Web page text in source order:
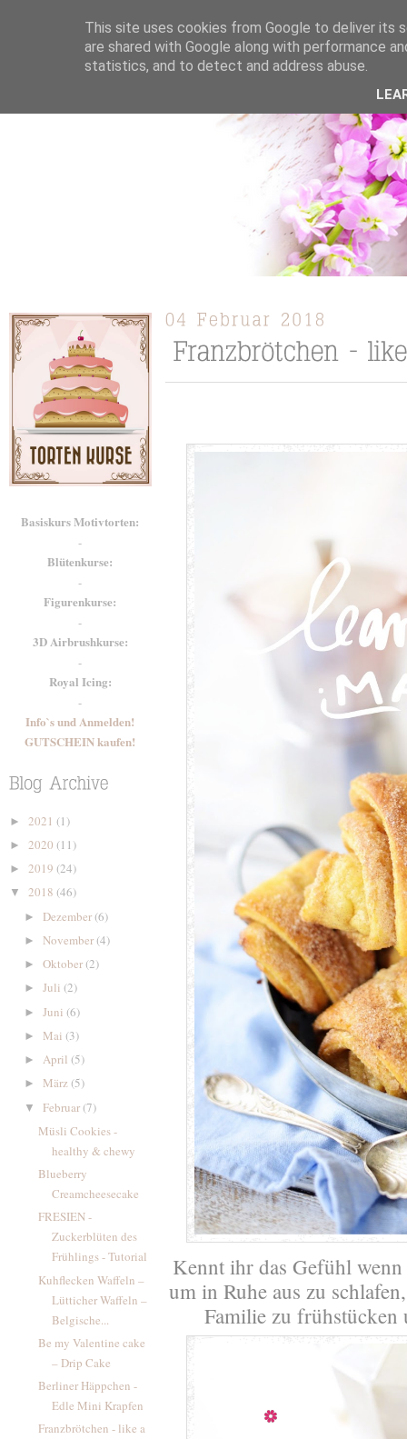
ÜBER MICH KOOPERATION TORTEN / KUCHEN /
Basiskurs Motivtorten:
-
Blütenkurse:
-
Figurenkurse:
-
3D Airbrushkurse:
-
Royal Icing:
-
Info`s und Anmelden!
GUTSCHEIN kaufen!
► 2021 (1)
► 2020 (11)
► 2019 (24)
▼ 2018 (46)
► Dezember(6)
► November(4)
► Oktober(2)
► Juli (2)
► Juni (6)
► Mai (3)
► April (5)
► März(5)
▼ Februar(7)
Müsli Cookies -
healthy & chewy
Blueberry
Creamcheesecake
FRESIEN -
Zuckerblüten des
Frühlings - Tutorial
Kuhflecken Waffeln –
Lütticher Waffeln –
Belgische...
Be my Valentine cake
– Drip Cake
Berliner Häppchen -
Edle Mini Krapfen
Franzbrötchen - like a
Kennt ihr das Gefühl
um in Ruhe aus zu
Familie zu frühstücken
This site uses cookies from Google to deliver its
are shared with Google along with performance
statistics, and to detect and address abuse.